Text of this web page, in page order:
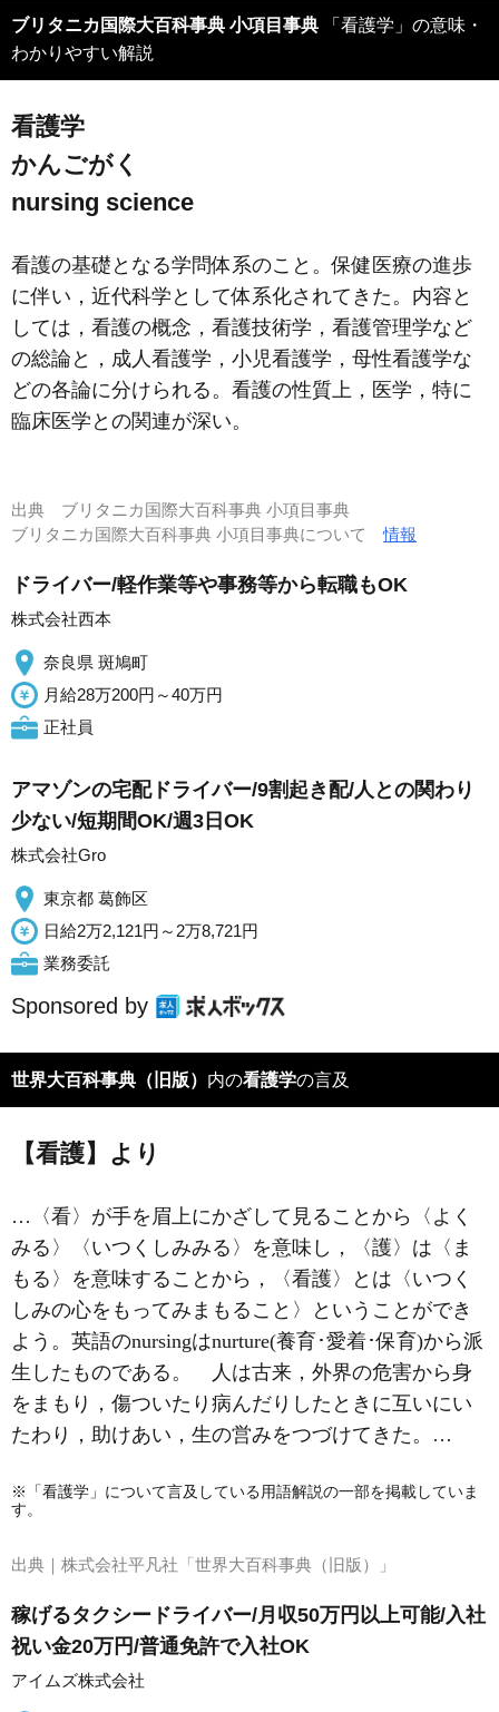
ブリタニカ国際大百科事典 小項目事典 「看護学」の意味・
わかりやすい解説
看護学
かんごがく
nursing science
看護の基礎となる学問体系のこと。保健医療の進歩
に伴い，近代科学として体系化されてきた。内容と
しては，看護の概念，看護技術学，看護管理学など
の総論と，成人看護学，小児看護学，母性看護学な
どの各論に分けられる。看護の性質上，医学，特に
臨床医学との関連が深い。
出典 ブリタニカ国際大百科事典 小項目事典
ブリタニカ国際大百科事典 小項目事典について情報
ドライバー/軽作業等や事務等から転職もOK
株式会社西本
奈良県 斑鳩町
月給28万200円～40万円
正社員
アマゾンの宅配ドライバー/9割起き配/人との関わり
少ない/短期間OK/週3日OK
株式会社Gro
東京都 葛飾区
日給2万2,121円～2万8,721円
業務委託
Sponsored by
世界大百科事典（旧版） 内の看護学の言及
【看護】より
…〈看〉が手を眉上にかざして見ることから〈よく
みる〉〈いつくしみみる〉を意味し，〈護〉は〈ま
もる〉を意味することから，〈看護〉とは〈いつく
しみの心をもってみまもること〉ということができ
よう。英語のnursingはnurture(養育･愛着･保育)から派
生したものである。 人は古来，外界の危害から身
をまもり，傷ついたり病んだりしたときに互いにい
たわり，助けあい，生の営みをつづけてきた。…
※「看護学」について言及している用語解説の一部を掲載していま
す。
出典｜ 株式会社平凡社「世界大百科事典（旧版）」
稼げるタクシードライバー/月収50万円以上可能/入社
祝い金20万円/普通免許で入社OK
アイムズ株式会社